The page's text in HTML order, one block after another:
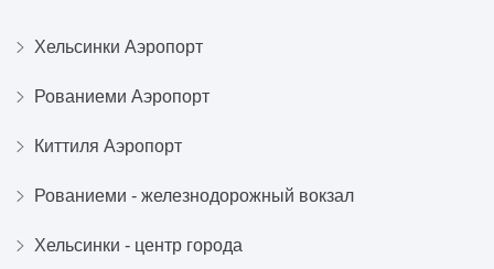
Хельсинки Аэропорт
Рованиеми Аэропорт
Киттиля Аэропорт
Рованиеми - железнодорожный вокзал
Хельсинки - центр города